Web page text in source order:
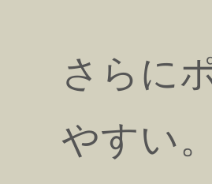
さらに
やすい